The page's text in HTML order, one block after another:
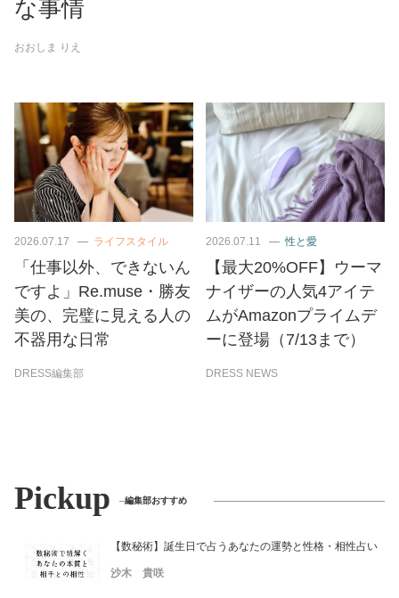
な事情
おおしま りえ
2026.07.17 ライフスタイル
「仕事以外、できないん
ですよ」Re.muse・勝友
美の、完璧に見える人の
不器用な日常
DRESS編集部
2026.07.11 性と愛
【最大20%OFF】ウーマ
ナイザーの人気4アイテ
ムがAmazonプライムデ
ーに登場（7/13まで）
DRESS NEWS
Pickup 編集部おすすめ
【数秘術】誕生日で占うあなたの運勢と性格・相性占い
沙木 貴咲